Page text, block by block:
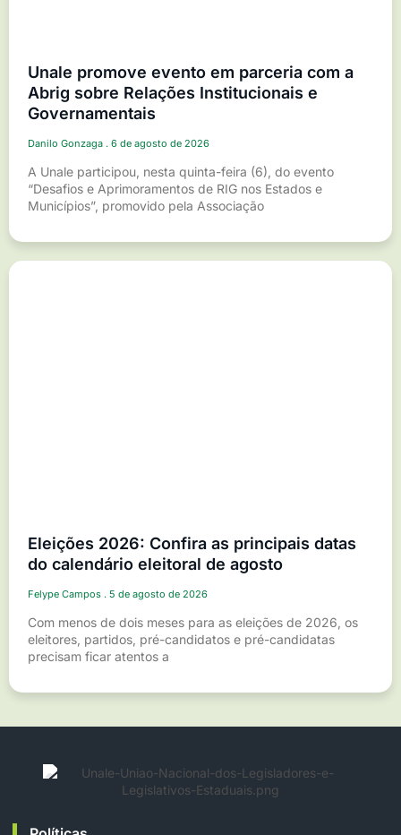
Unale promove evento em parceria com a
Abrig sobre Relações Institucionais e
Governamentais
Danilo Gonzaga 6 de agosto de 2026
A Unale participou, nesta quinta-feira (6), do evento
“Desafios e Aprimoramentos de RIG nos Estados e
Municípios”, promovido pela Associação
Eleições 2026: Confira as principais datas
do calendário eleitoral de agosto
Felype Campos 5 de agosto de 2026
Com menos de dois meses para as eleições de 2026, os
eleitores, partidos, pré-candidatos e pré-candidatas
precisam ficar atentos a